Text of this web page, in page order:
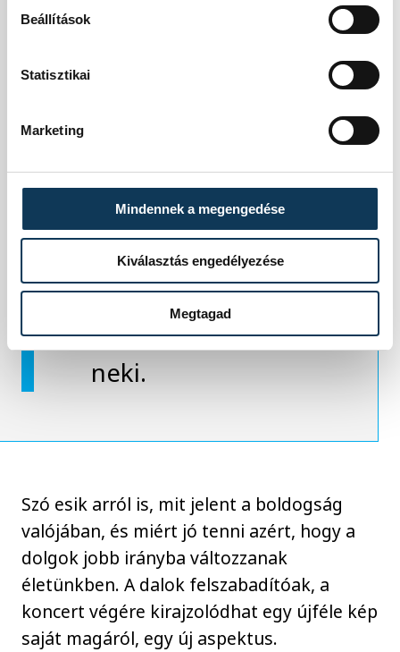
Beállítások
Statisztikai
Marketing
Mindennek a megengedése
Kiválasztás engedélyezése
Megtagad
nem tudja
egy bizonyos
helyzetben,
amelyben semmi
keresnivalója, akkor
ez az este segíthet
neki.
Szó esik arról is, mit jelent a boldogság
valójában, és miért jó tenni azért, hogy a
dolgok jobb irányba változzanak
életünkben. A dalok felszabadítóak, a
koncert végére kirajzolódhat egy újféle kép
saját magáról, egy új aspektus.